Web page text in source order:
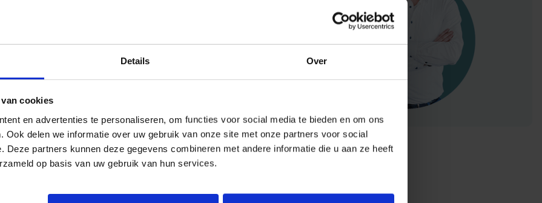
Details Over
cookies
en advertenties te personaliseren, om functies voor social media te bieden en om ons
Ook delen we informatie over uw gebruik van onze site met onze partners voor social
Deze partners kunnen deze gegevens combineren met andere informatie die u aan ze heeft
op basis van uw gebruik van hun services.